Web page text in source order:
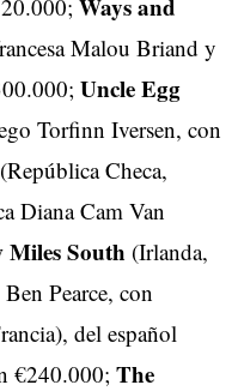
Malou Briand y
Uncle Egg
Torfinn Iversen, con
(República Checa,
Diana Cam Van
Miles South (Irlanda,
Pearce, con
del español
€240.000; The